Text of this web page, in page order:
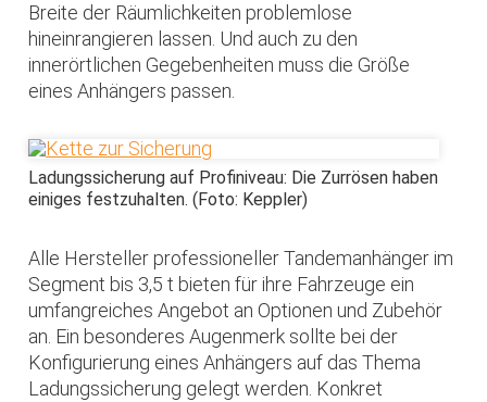
Breite der Räumlichkeiten problemlose
hineinrangieren lassen. Und auch zu den
innerörtlichen Gegebenheiten muss die Größe
eines Anhängers passen.
Ladungssicherung auf Profiniveau: Die Zurrösen haben
einiges festzuhalten. (Foto: Keppler)
Alle Hersteller professioneller Tandemanhänger im
Segment bis 3,5 t bieten für ihre Fahrzeuge ein
umfangreiches Angebot an Optionen und Zubehör
an. Ein besonderes Augenmerk sollte bei der
Konfigurierung eines Anhängers auf das Thema
Ladungssicherung gelegt werden. Konkret